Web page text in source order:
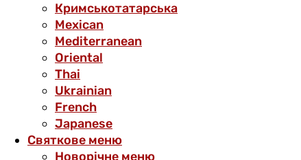
Кримськотатарська
Mexican
Mediterranean
Oriental
Thai
Ukrainian
French
Japanese
Святкове меню
Новорічне меню